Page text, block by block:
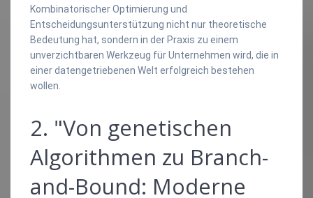
Kombinatorischer Optimierung und
Entscheidungsunterstützung nicht nur theoretische
Bedeutung hat, sondern in der Praxis zu einem
unverzichtbaren Werkzeug für Unternehmen wird, die in
einer datengetriebenen Welt erfolgreich bestehen
wollen.
2. "Von genetischen
Algorithmen zu Branch-
and-Bound: Moderne